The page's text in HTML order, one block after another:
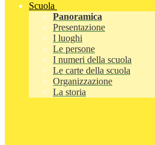
Scuola
Panoramica
Presentazione
I luoghi
Le persone
I numeri della scuola
Le carte della scuola
Organizzazione
La storia